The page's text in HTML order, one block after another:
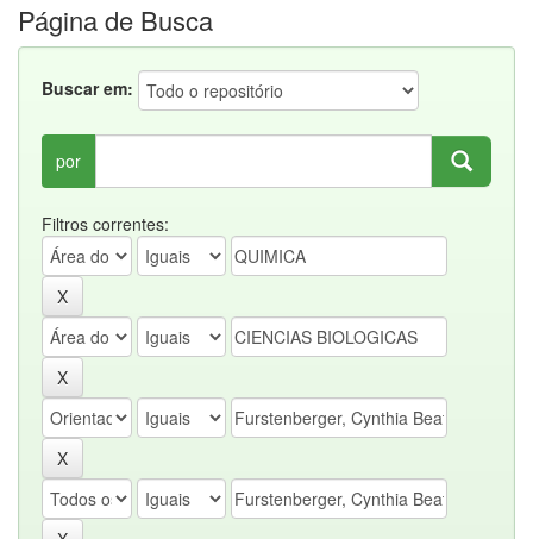
Página de Busca
Buscar em:
por
Filtros correntes: